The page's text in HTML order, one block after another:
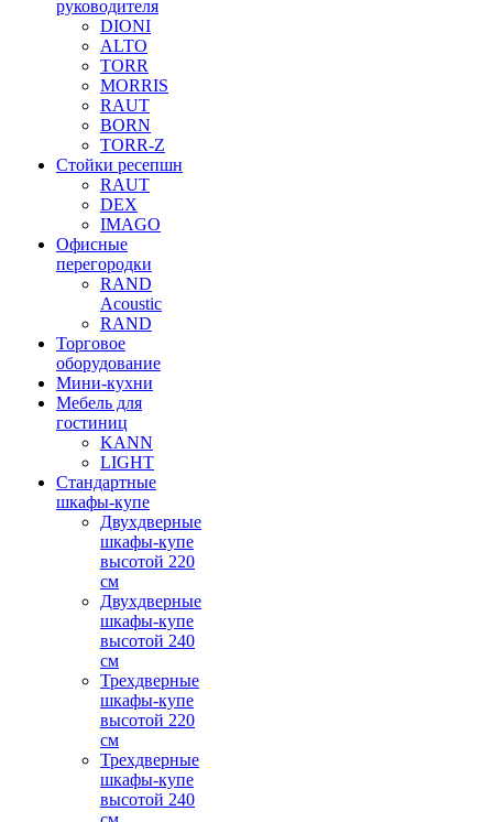
руководителя
DIONI
ALTO
TORR
MORRIS
RAUT
BORN
TORR-Z
Стойки ресепшн
RAUT
DEX
IMAGO
Офисные
перегородки
RAND
Acoustic
RAND
Торговое
оборудование
Мини-кухни
Мебель для
гостиниц
KANN
LIGHT
Стандартные
шкафы-купе
Двухдверные
шкафы-купе
высотой 220
см
Двухдверные
шкафы-купе
высотой 240
см
Трехдверные
шкафы-купе
высотой 220
см
Трехдверные
шкафы-купе
высотой 240